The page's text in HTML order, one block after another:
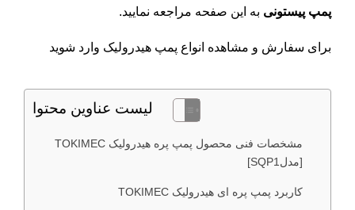
پمپ پیستونی به این صفحه مراجعه نمایید.
برای سفارش و مشاهده انواع پمپ هیدرولیک وارد شوید
لیست عناوین محتوا
مشخصات فنی محصول پمپ پره هیدرولیک TOKIMEC
[مدلSQP1]
کاربرد پمپ پره ای هیدرولیک TOKIMEC